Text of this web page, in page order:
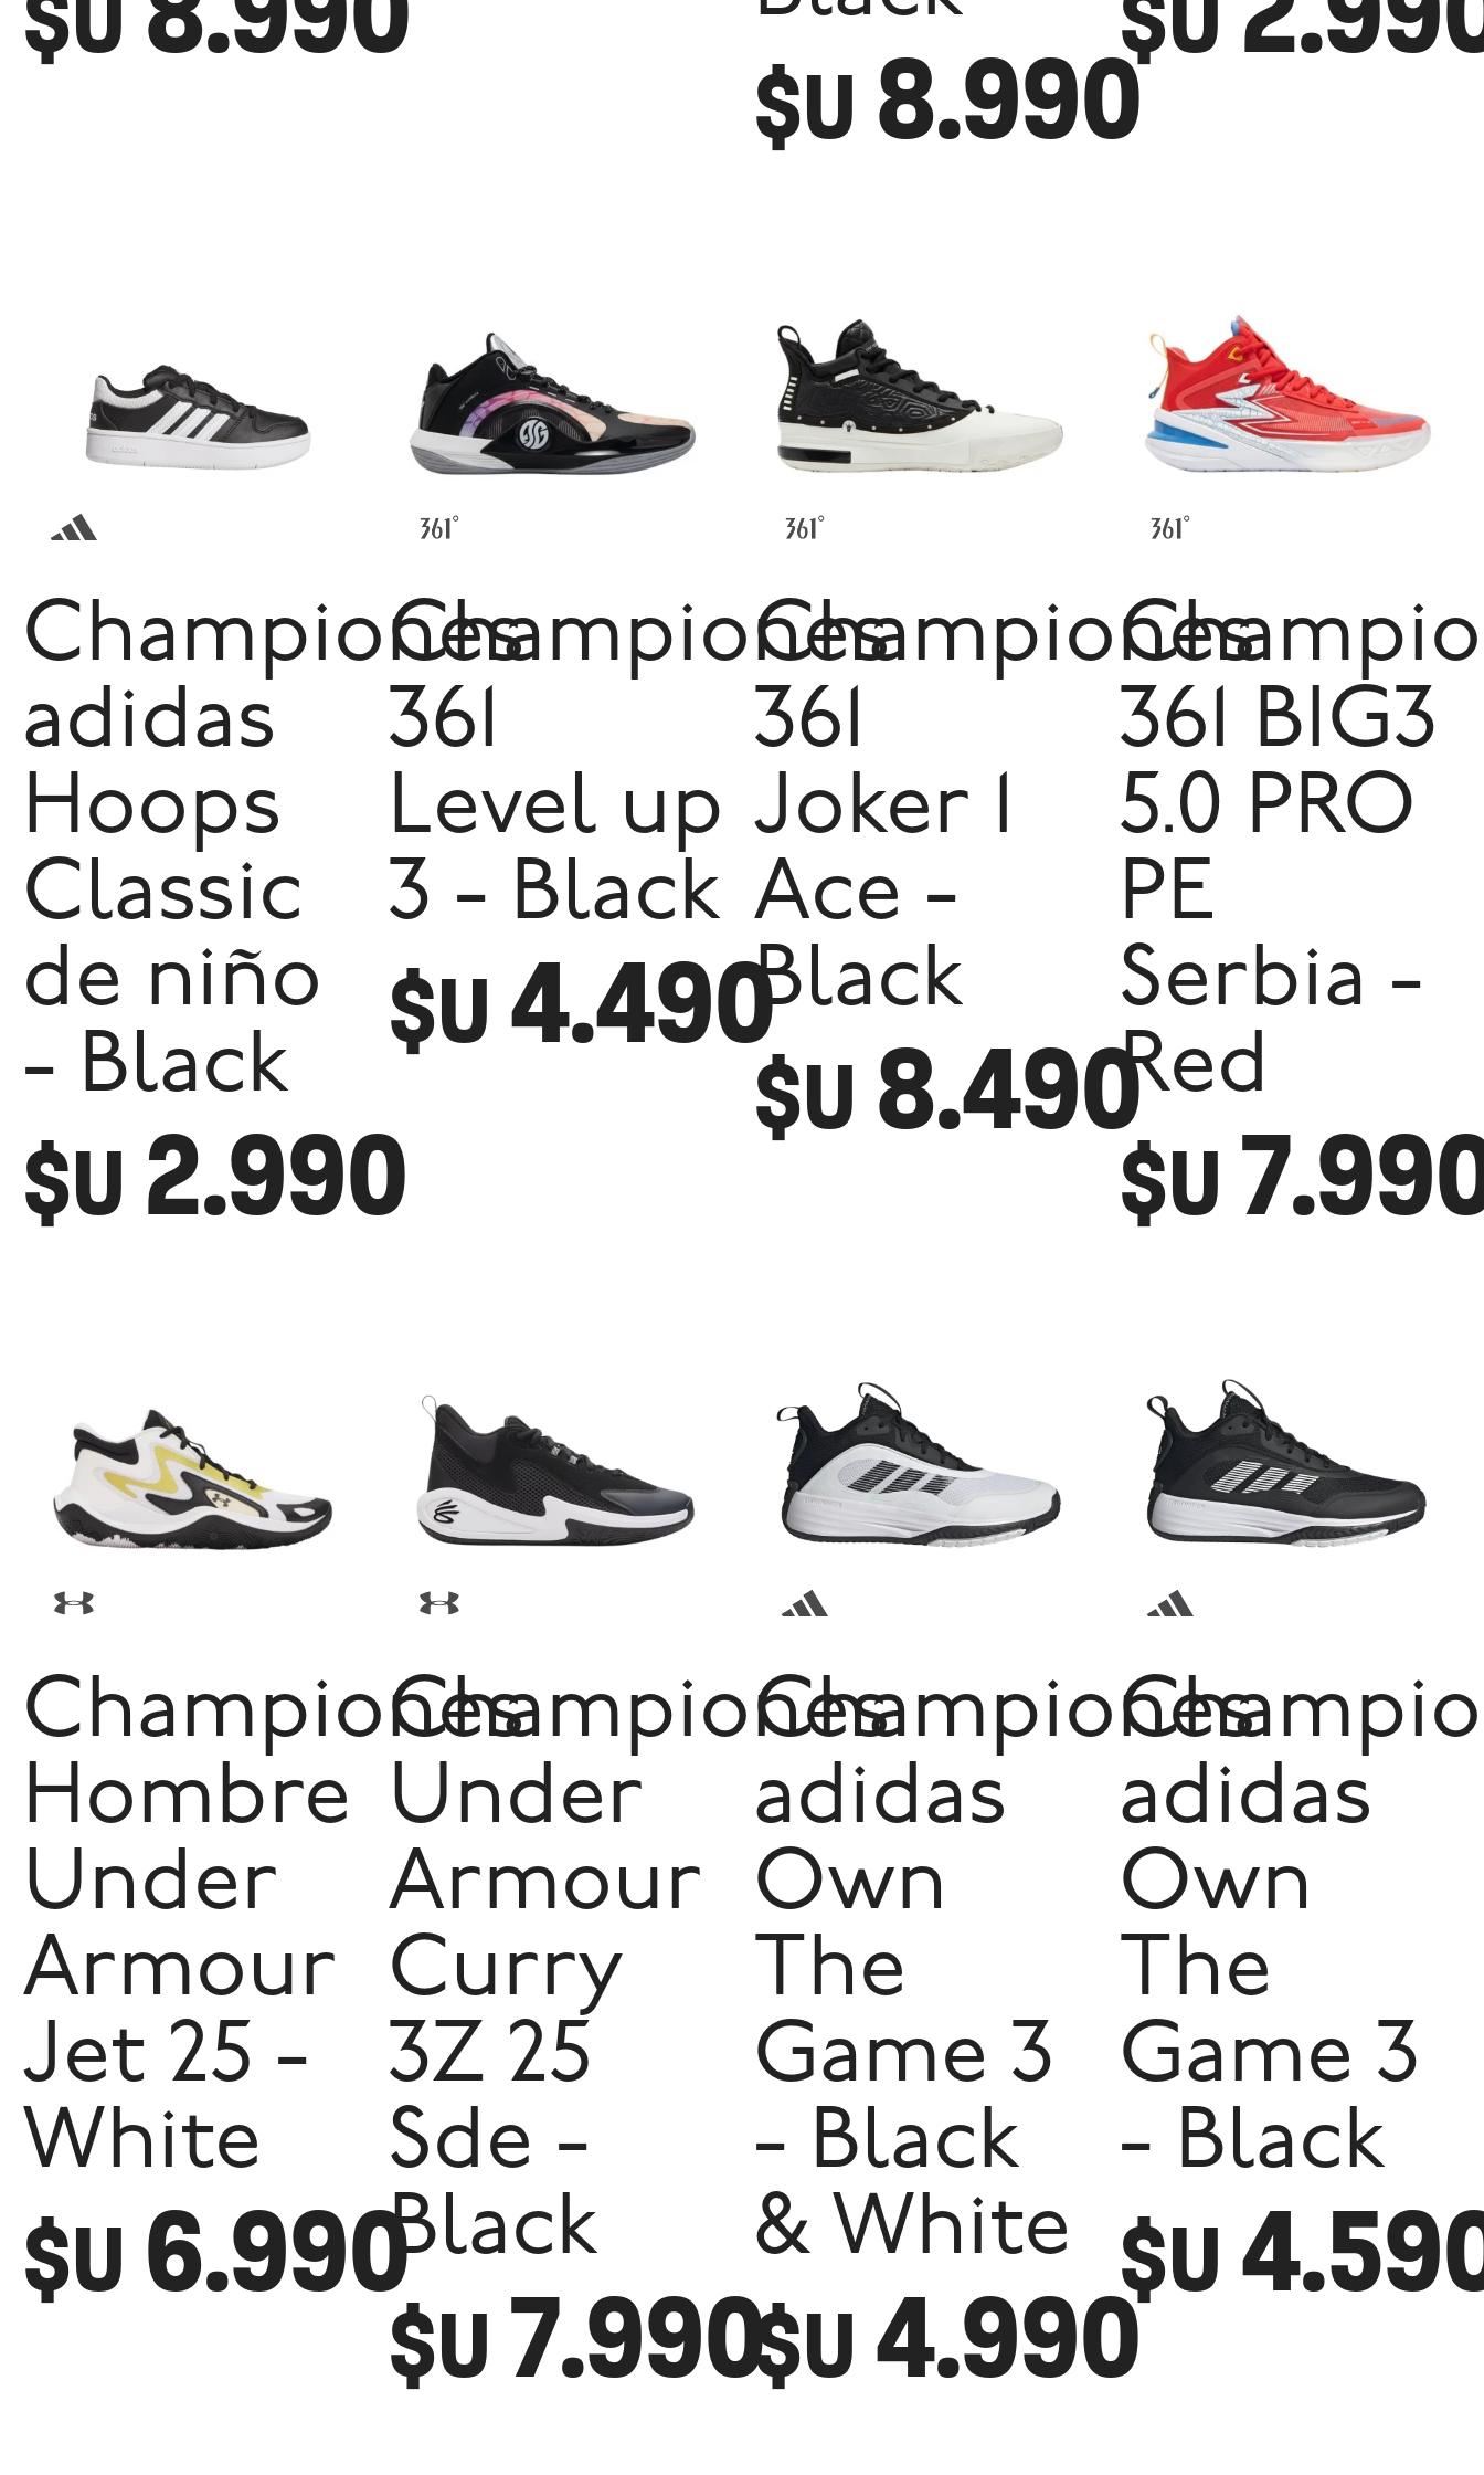
$U 8.990
Championes
adidas
Hoops
Classic
de niño
- Black
$U 2.990
Championes
361
Level up
3 - Black
$U 4.490
Championes
361
Joker 1
Ace -
Black
$U 8.490
361 BIG3
5.0 PRO
PE
Serbia -
Red
$U
Championes
Hombre
Under
Armour
Jet 25 -
White
$U 6.990
Championes
Under
Armour
Curry
3Z 25
Sde -
Black
$U 7.990
Championes
adidas
Own
The
Game 3
- Black
& White
$U 4.990
adidas
Own
The
Game 3
- Black
$U